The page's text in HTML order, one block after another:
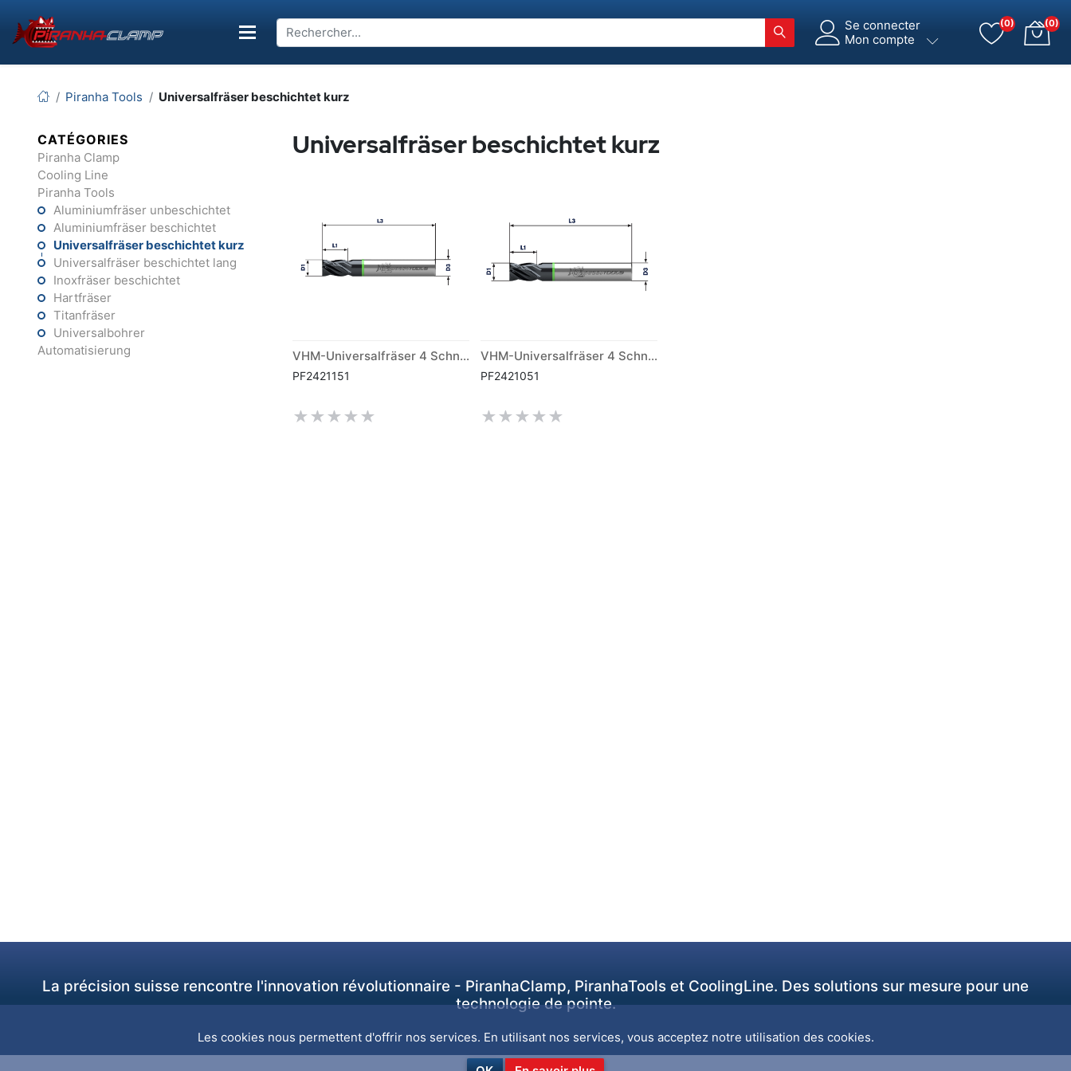
Se connecter
Mon compte
(0) (0)
Piranha Tools Universalfräser beschichtet kurz
CATÉGORIES
Piranha Clamp
Cooling Line
Piranha Tools
Aluminiumfräser unbeschichtet
Aluminiumfräser beschichtet
Universalfräser beschichtet kurz
Universalfräser beschichtet lang
Inoxfräser beschichtet
Hartfräser
Titanfräser
Universalbohrer
Automatisierung
Universalfräser beschichtet kurz
VHM-Universalfräser 4 Schneiden beschichtet kurz mit Fase
PF2421151
VHM-Universalfräser 4 Schneiden beschichtet kurz scharfkantig
PF2421051
La précision suisse rencontre l'innovation révolutionnaire - PiranhaClamp, PiranhaTools et CoolingLine. Des solutions sur mesure pour une
technologie de pointe.
Les cookies nous permettent d'offrir nos services. En utilisant nos services, vous acceptez notre utilisation des cookies.